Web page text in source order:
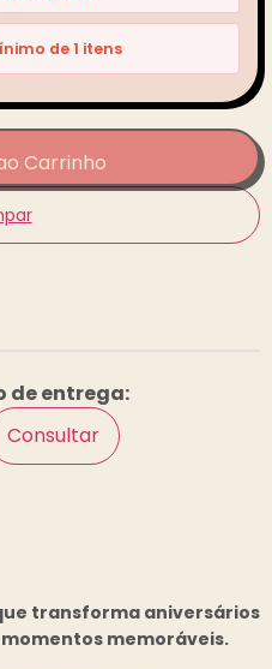
de 1 itens
Carrinho
de entrega:
Consultar
transforma aniversários
memoráveis.